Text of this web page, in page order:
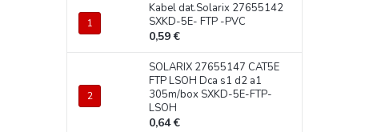
Kabel dat.Solarix 27655142
SXKD-5E- FTP -PVC
0,59 €
SOLARIX 27655147 CAT5E
FTP LSOH Dca s1 d2 a1
305m/box SXKD-5E-FTP-
LSOH
0,64 €